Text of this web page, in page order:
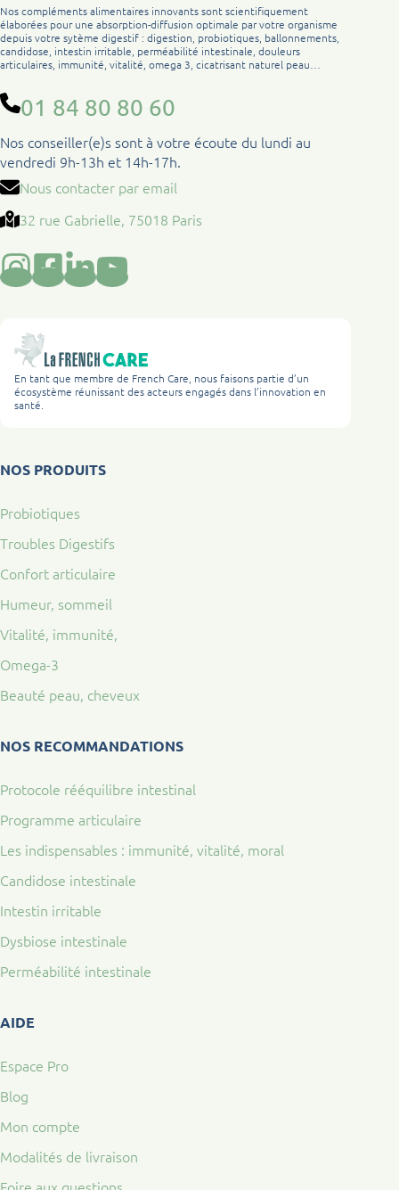
Nos compléments alimentaires innovants sont scientifiquement
élaborées pour une absorption-diffusion optimale par votre organisme
depuis votre sytème digestif : digestion, probiotiques, ballonnements,
candidose, intestin irritable, perméabilité intestinale, douleurs
articulaires, immunité, vitalité, omega 3, cicatrisant naturel peau…
01 84 80 80 60
Nos conseiller(e)s sont à votre écoute du lundi au
vendredi 9h-13h et 14h-17h.
Nous contacter par email
32 rue Gabrielle, 75018 Paris
En tant que membre de French Care, nous faisons partie d’un
écosystème réunissant des acteurs engagés dans l’innovation en
santé.
NOS PRODUITS
Probiotiques
Troubles Digestifs
Confort articulaire
Humeur, sommeil
Vitalité, immunité,
Omega-3
Beauté peau, cheveux
NOS RECOMMANDATIONS
Protocole rééquilibre intestinal
Programme articulaire
Les indispensables : immunité, vitalité, moral
Candidose intestinale
Intestin irritable
Dysbiose intestinale
Perméabilité intestinale
AIDE
Espace Pro
Blog
Mon compte
Modalités de livraison